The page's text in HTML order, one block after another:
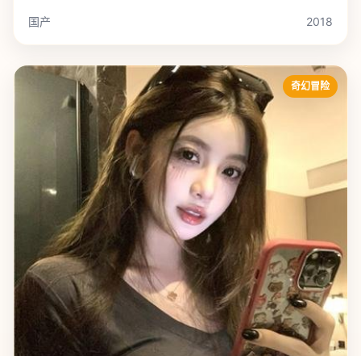
国产 2018
奇幻冒险